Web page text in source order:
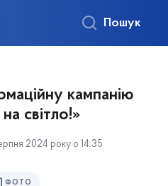
Пошук
кампанію
світло!»
2024 року о 14:35
ФОТО